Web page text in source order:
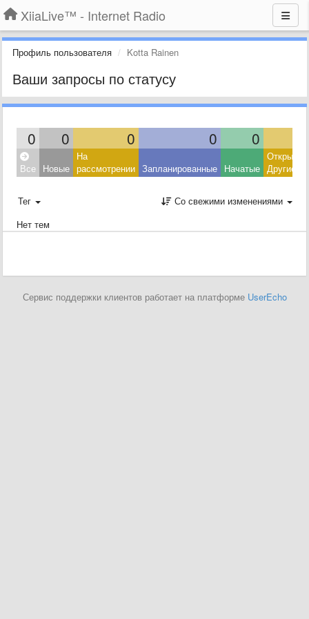
XiiaLive™ - Internet Radio
Профиль пользователя Kotta Rainen
Ваши запросы по статусу
0 0 0 0 0
Все Новые
На
рассмотрении Запланированные Начатые Другие
Тег
Со свежими изменениями
Нет тем
Сервис поддержки клиентов работает на платформе UserEcho